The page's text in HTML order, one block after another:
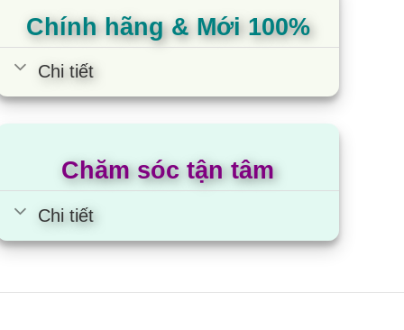
Chính hãng & Mới 100%
Chi tiết
Chăm sóc tận tâm
Chi tiết